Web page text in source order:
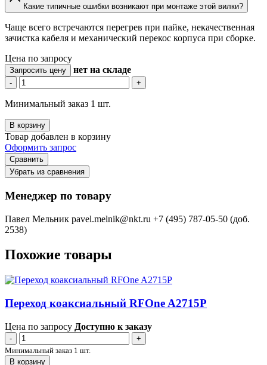
Какие типичные ошибки возникают при монтаже этой вилки?
Чаще всего встречаются перегрев при пайке, некачественная
зачистка кабеля и механический перекос корпуса при сборке.
Цена по запросу
Запросить цену нет на складе
- +
Минимальный заказ 1 шт.
В корзину
Товар добавлен в корзину
Оформить запрос
Сравнить
Убрать из сравнения
Менеджер по товару
Павел Мельник pavel.melnik@nkt.ru +7 (495) 787-05-50 (доб.
2538)
Похожие товары
Переход коаксиальный RFOne A2715P
Цена по запросу Доступно к заказу
-
+
Минимальный заказ 1 шт.
В корзину